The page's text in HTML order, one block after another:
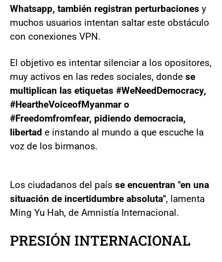
Whatsapp, también registran perturbaciones y
muchos usuarios intentan saltar este obstáculo
con conexiones VPN.
El objetivo es intentar silenciar a los opositores,
muy activos en las redes sociales, donde se
multiplican las etiquetas #WeNeedDemocracy,
#HeartheVoiceofMyanmar o
#Freedomfromfear, pidiendo democracia,
libertad e instando al mundo a que escuche la
voz de los birmanos.
Los ciudadanos del país se encuentran "en una
situación de incertidumbre absoluta", lamenta
Ming Yu Hah, de Amnistía Internacional.
PRESIÓN INTERNACIONAL